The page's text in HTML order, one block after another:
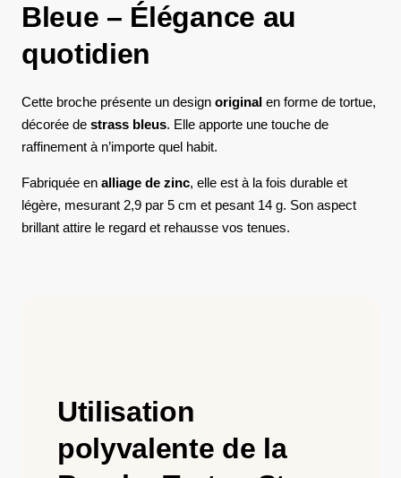
Bleue​ – Élégance au
quotidien
Cette broche présente un design original en forme de tortue,
décorée de strass bleus. Elle apporte une touche de
raffinement à n’importe quel habit.
Fabriquée en alliage de zinc, elle est à la fois durable et
légère, mesurant 2,9 par 5 cm et pesant 14 g. Son aspect
brillant attire le regard et rehausse vos tenues.
Utilisation
polyvalente de la